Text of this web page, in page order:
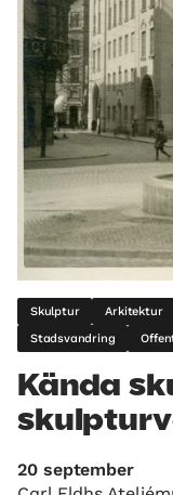
Skulptur Arkitektur
Stadsvandring
Kända
20 september